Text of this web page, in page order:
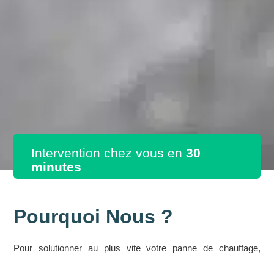
Intervention chez vous en 30
minutes
Pourquoi Nous ?
Pour solutionner au plus vite votre panne de chauffage,